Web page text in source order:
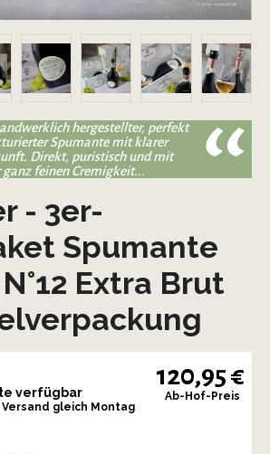
hergestellter, perfekt
Spumante mit klarer
Direkt, puristisch und mit
ganz feinen Cremigkeit...
- 3er-
Spumante
Extra Brut
verfügbar
gleich Montag
120,95 €
Ab-Hof-Preis